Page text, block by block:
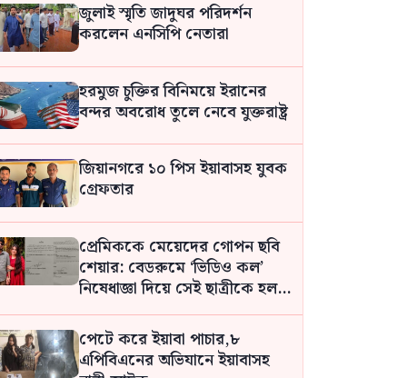
জুলাই স্মৃতি জাদুঘর পরিদর্শন
করলেন এনসিপি নেতারা
হরমুজ চুক্তির বিনিময়ে ইরানের
বন্দর অবরোধ তুলে নেবে যুক্তরাষ্ট্র
জিয়ানগরে ১০ পিস ইয়াবাসহ যুবক
গ্রেফতার
প্রেমিককে মেয়েদের গোপন ছবি
শেয়ার: বেডরুমে ‘ভিডিও কল’
নিষেধাজ্ঞা দিয়ে সেই ছাত্রীকে হল
থেকে বহিষ্কার
‎পেটে করে ইয়াবা পাচার,৮
এপিবিএনের অভিযানে ইয়াবাসহ